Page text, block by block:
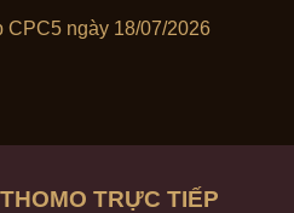
CPC5 ngày 18/07/2026
TRỰC TIẾP